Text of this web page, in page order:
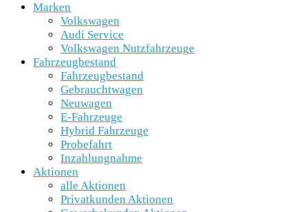
Marken
Volkswagen
Audi Service
Volkswagen Nutzfahrzeuge
Fahrzeugbestand
Fahrzeugbestand
Gebrauchtwagen
Neuwagen
E-Fahrzeuge
Hybrid Fahrzeuge
Probefahrt
Inzahlungnahme
Aktionen
alle Aktionen
Privatkunden Aktionen